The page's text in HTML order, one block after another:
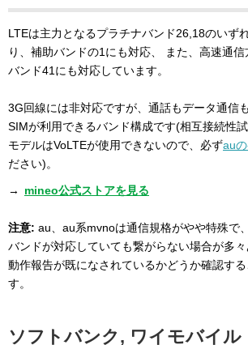
LTEは主力となるプラチナバンド26,18のいず
り、補助バンドの1にも対応、 また、高速通
バンド41にも対応しています。
3G回線には非対応ですが、通話もデータ通信
SIMが利用できるバンド構成です(相互接続性
モデルはVoLTEが使用できないので、必ずau
ださい)。
→ mineo公式ストアを見る
注意: au、au系mvnoは通信規格がやや特殊で
バンドが対応していても繋がらない場合が多
動作報告が既になされているかどうか確認す
す。
ソフトバンク, ワイモバイル